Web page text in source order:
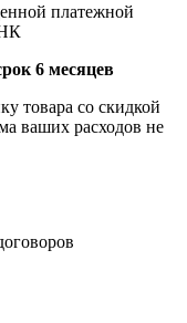
платежной
6 месяцев
товара со скидкой
ваших расходов не